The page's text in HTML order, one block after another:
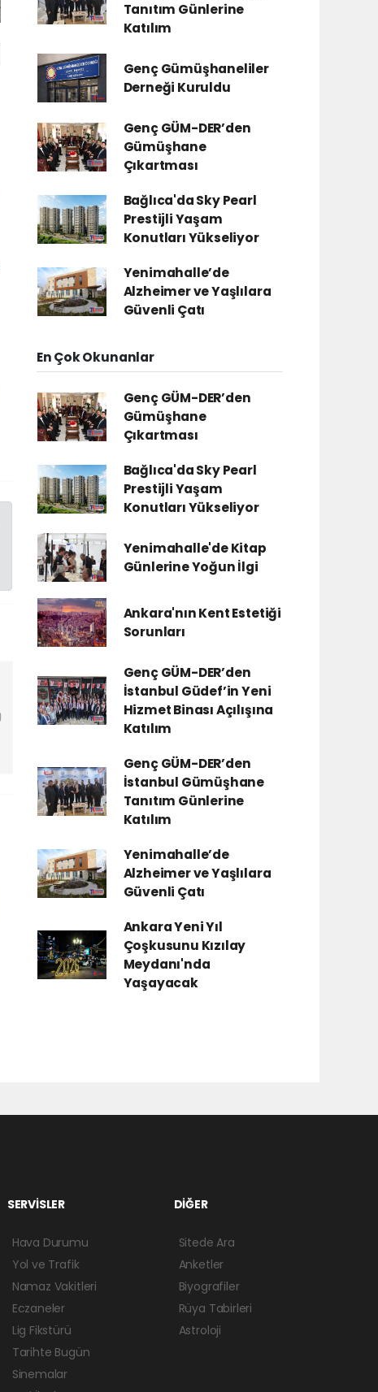
Tanıtım Günlerine
Katılım
Genç Gümüşhaneliler
Derneği Kuruldu
Genç GÜM-DER’den
Gümüşhane
Çıkartması
Bağlıca'da Sky Pearl
Prestijli Yaşam
Konutları Yükseliyor
Yenimahalle’de
Alzheimer ve Yaşlılara
Güvenli Çatı
En Çok Okunanlar
Genç GÜM-DER’den
Gümüşhane
Çıkartması
Bağlıca'da Sky Pearl
Prestijli Yaşam
Konutları Yükseliyor
Yenimahalle'de Kitap
Günlerine Yoğun İlgi
Ankara'nın Kent Estetiği
Sorunları
Genç GÜM-DER’den
İstanbul Güdef’in Yeni
Hizmet Binası Açılışına
Katılım
Genç GÜM-DER’den
İstanbul Gümüşhane
Tanıtım Günlerine
Katılım
Yenimahalle’de
Alzheimer ve Yaşlılara
Güvenli Çatı
Ankara Yeni Yıl
Çoşkusunu Kızılay
Meydanı'nda
Yaşayacak
SERVİSLER
Hava Durumu
Yol ve Trafik
Namaz Vakitleri
Eczaneler
Lig Fikstürü
Tarihte Bugün
Sinemalar
DİĞER
Sitede Ara
Anketler
Biyografiler
Rüya Tabirleri
Astroloji